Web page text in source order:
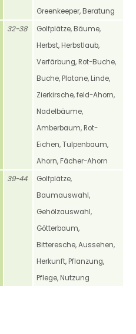
Greenkeeper, Beratung
32-38
Golfplätze, Bäume,
Herbst, Herbstlaub,
Verfärbung, Rot-Buche,
Buche, Platane, Linde,
Zierkirsche, feld-Ahorn,
Nadelbäume,
Amberbaum, Rot-
Eichen, Tulpenbaum,
Ahorn, Fächer-Ahorn
39-44
Golfplätze,
Baumauswahl,
Gehölzauswahl,
Götterbaum,
Bitteresche, Aussehen,
Herkunft, Pflanzung,
Pflege, Nutzung